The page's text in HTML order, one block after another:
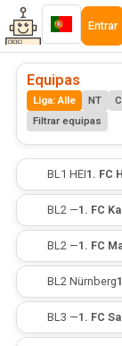
Entrar
Equipas
Liga: Alle NT
Filtrar equipas
·BL1 ·HEI1. FC
·BL2·—1. FC
·BL2·—1. FC
·BL2·Nürnberg
·BL3·—1. FC